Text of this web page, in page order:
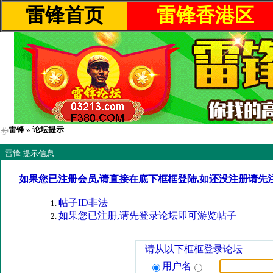
雷锋首页 雷锋香港区
雷锋 » 论坛提示
雷锋 提示信息
如果您已注册会员,请直接在底下框框登陆,如还没注册请先
帖子ID非法
如果您已注册,请先登录论坛即可游览帖子
请从以下框框登录论坛
用户名